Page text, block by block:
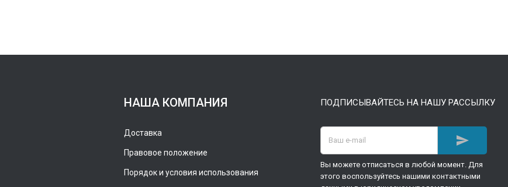
НАША КОМПАНИЯ
Доставка
Правовое положение
Порядок и условия использования
ПОДПИСЫВАЙТЕСЬ НА НАШУ РАССЫЛКУ

Вы можете отписаться в любой момент. Для
этого воспользуйтесь нашими контактными